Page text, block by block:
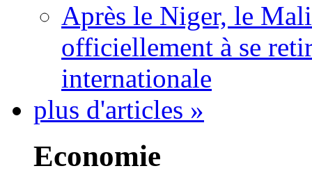
Après le Niger, le
officiellement à se
internationale
plus d'articles »
Economie